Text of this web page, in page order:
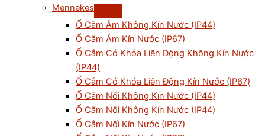
Mennekes
Ổ Cắm Âm Không Kín Nước (IP44)
Ổ Cắm Âm Kín Nước (IP67)
Ổ Cắm Có Khóa Liên Động Không Kín Nước
(IP44)
Ổ Cắm Có Khóa Liên Động Kín Nước (IP67)
Ổ Cắm Nổi Không Kín Nước (IP44)
Ổ Cắm Nối Không Kín Nước (IP44)
Ổ Cắm Nối Kín Nước (IP67)